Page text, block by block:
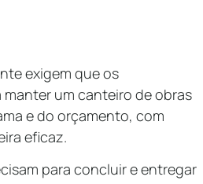
exigem que os
um canteiro de obras
e do orçamento, com
eficaz.
para concluir e entregar